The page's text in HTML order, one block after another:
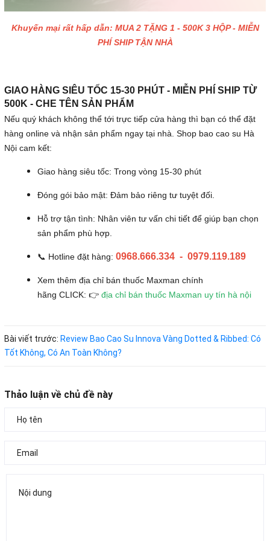
Khuyến mại rất hấp dẫn: MUA 2 TẶNG 1 - 500K 3 HỘP - MIỄN
PHÍ SHIP TẬN NHÀ
GIAO HÀNG SIÊU TỐC 15-30 PHÚT - MIỄN PHÍ SHIP TỪ
500K - CHE TÊN SẢN PHẨM
Nếu quý khách không thể tới trực tiếp cửa hàng thì bạn có thể đặt
hàng online và nhận sản phẩm ngay tại nhà. Shop bao cao su Hà
Nội cam kết:
Giao hàng siêu tốc: Trong vòng 15-30 phút
Đóng gói bảo mật: Đảm bảo riêng tư tuyệt đối.
Hỗ trợ tận tình: Nhân viên tư vấn chi tiết để giúp bạn chọn
sản phẩm phù hợp.
📞 Hotline đặt hàng: 0968.666.334 - 0979.119.189
Xem thêm địa chỉ bán thuốc Maxman chính
hãng CLICK: 👉 địa chỉ bán thuốc Maxman uy tín hà nội
Bài viết trước: Review Bao Cao Su Innova Vàng Dotted & Ribbed: Có
Tốt Không, Có An Toàn Không?
Thảo luận về chủ đề này